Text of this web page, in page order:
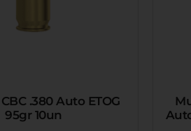
.380 Auto ETOG
95gr 10un